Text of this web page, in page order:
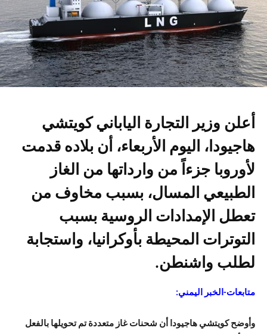
أعلن وزير التجارة الياباني كويتشي
هاجيودا، اليوم الأربعاء، أن بلاده قدمت
لأوروبا جزءاً من وارداتها من الغاز
الطبيعي المسال، بسبب مخاوف من
تعطل الإمدادات الروسية بسبب
التوترات المحيطة بأوكرانيا، واستجابة
لطلب واشنطن.
متابعات-الخبر اليمني:
وأوضح كويتشي هاجيودا أن شحنات غاز متعددة تم تحويلها بالفعل